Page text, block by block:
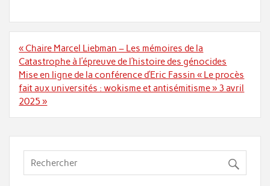
Navigation
de
l’article
« Chaire Marcel Liebman – Les mémoires de la
Catastrophe à l’épreuve de l’histoire des génocides
Mise en ligne de la conférence d’Eric Fassin « Le procès
fait aux universités : wokisme et antisémitisme » 3 avril
2025 »